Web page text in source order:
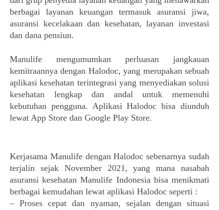
berbagai layanan keuangan termasuk asuransi jiwa,
asuransi kecelakaan dan kesehatan, layanan investasi
dan dana pensiun.
Manulife mengumumkan perluasan jangkauan
aplikasi kesehatan terintegrasi yang menyediakan solusi
kesehatan lengkap dan andal untuk memenuhi
kebutuhan pengguna. Aplikasi Halodoc bisa diunduh
lewat App Store dan Google Play Store.
Kerjasama Manulife dengan Halodoc sebenarnya sudah
terjalin sejak November 2021, yang mana nasabah
asuransi kesehatan Manulife Indonesia bisa menikmati
berbagai kemudahan lewat aplikasi Halodoc seperti :
– Proses cepat dan nyaman, sejalan dengan situasi